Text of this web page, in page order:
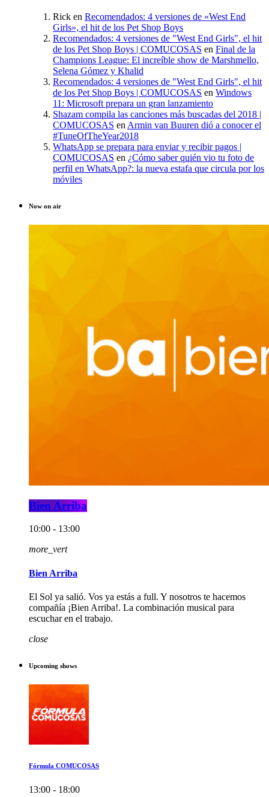
Rick en Recomendados: 4 versiones de «West End
Girls», el hit de los Pet Shop Boys
Recomendados: 4 versiones de "West End Girls", el hit
de los Pet Shop Boys | COMUCOSAS en Final de la
Champions League: El increíble show de Marshmello,
Selena Gómez y Khalid
Recomendados: 4 versiones de "West End Girls", el hit
de los Pet Shop Boys | COMUCOSAS en Windows
11: Microsoft prepara un gran lanzamiento
Shazam compila las canciones más buscadas del 2018 |
COMUCOSAS en Armin van Buuren dió a conocer el
#TuneOfTheYear2018
WhatsApp se prepara para enviar y recibir pagos |
COMUCOSAS en ¿Cómo saber quién vio tu foto de
perfil en WhatsApp?: la nueva estafa que circula por los
móviles
Now on air
Bien Arriba
10:00 - 13:00
more_vert
Bien Arriba
El Sol ya salió. Vos ya estás a full. Y nosotros te hacemos
compañía ¡Bien Arriba!. La combinación musical para
escuchar en el trabajo.
close
Upcoming shows
Fórmula COMUCOSAS
13:00 - 18:00